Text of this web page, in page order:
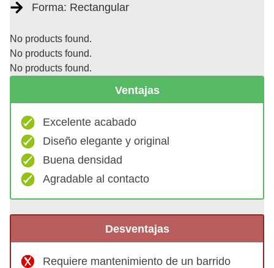
Forma: Rectangular
No products found.
No products found.
No products found.
Ventajas
Excelente acabado
Diseño elegante y original
Buena densidad
Agradable al contacto
Desventajas
Requiere mantenimiento de un barrido